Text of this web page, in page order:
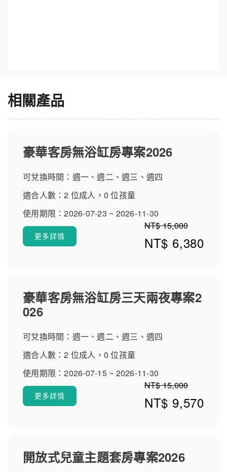
車場。餐飲以田園西餐廳、Lobby Café、福粵樓港式飲茶
為主，供應豐盛早餐、自助餐、早午餐與晚餐；特別推出
親子自助餐與一泊二食專案，搭配優惠方案吸引家庭旅客
型從標準客房到豪華套房，共有多種坪數與床型選擇，並
提供親子房、寵物房與無障礙房。房內配備高級寢具、品
品可供預約借用與遊戲設施，加上常態促銷與酷派訂房折
扣，使嘉義福容voco酒店的價格具競爭力，是嘉義親子住
文化景點與附近美食 飯店鄰近檜意森活村、嘉義公園與文
化創意景點，距離阿里山、布袋港與嘉義夜市車程方便，
是探索嘉義美景與附近美食的理想基地。周邊小吃、早午
餐與在地餐飲豐富，入住可輕鬆安排文化巡禮、親子行程
駁可預約，靠近主要幹道，開車或包車抵達最為方便；大
眾運輸轉乘也能抵達。透過酷派訂房平台預訂可查看即時
到店說明與優惠方案，快速確認抵達方式與停車資訊。 住
店服務、親子設施與宴會餐飲，親子家庭特別肯定兒童遊
戲室與泳池；餐廳自助餐與早午餐口碑良好（也有少數反
饋希望早餐品項再豐富）。多則評論提到房間舒適、服務
熱忱與會議宴席體驗佳。整體而言，嘉義福容voco酒店在
義住宿推薦、嘉義親子住宿、voco酒店相關關鍵字下評價
穩定，是值得推薦的下榻選擇。
相關產品
豪華客房無浴缸房專案2026
可兌換時間：週一、週二、週三、週四
適合人數：2 位成人，0 位孩童
使用期限：2026-07-23 ~ 2026-11-30
NT$ 15,000
NT$ 6,380
更多詳情
豪華客房無浴缸房三天兩夜專案2
026
可兌換時間：週一、週二、週三、週四
適合人數：2 位成人，0 位孩童
使用期限：2026-07-15 ~ 2026-11-30
NT$ 15,000
NT$ 9,570
更多詳情
開放式兒童主題套房專案2026